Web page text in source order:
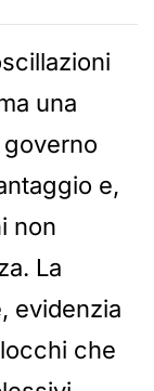
una
e,
non
La
evidenzia
che